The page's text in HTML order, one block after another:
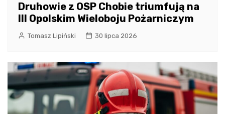
Druhowie z OSP Chobie triumfują na
III Opolskim Wieloboju Pożarniczym
Tomasz Lipiński 30 lipca 2026